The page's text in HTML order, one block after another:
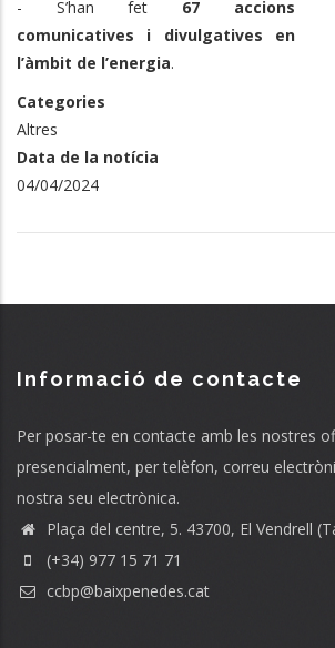
- S’han fet 67 accions
comunicatives i divulgatives en
l’àmbit de l’energia.
Categories
Altres
Data de la notícia
04/04/2024
Informació de contacte
Per posar-te en contacte amb les nostres
presencialment, per telèfon, correu
nostra seu electrònica.
Plaça del centre, 5. 43700, El Vendrell
(+34) 977 15 71 71
ccbp@baixpenedes.cat